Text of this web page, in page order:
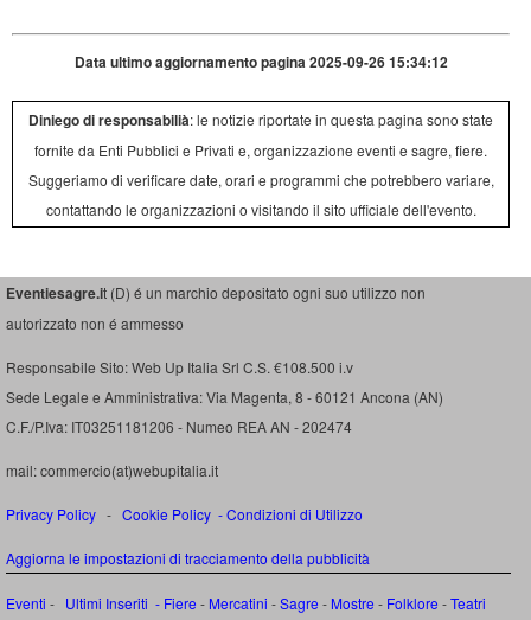
Data ultimo aggiornamento pagina 2025-09-26 15:34:12
Diniego di responsabilià: le notizie riportate in questa pagina sono state
fornite da Enti Pubblici e Privati e, organizzazione eventi e sagre, fiere.
Suggeriamo di verificare date, orari e programmi che potrebbero variare,
contattando le organizzazioni o visitando il sito ufficiale dell'evento.
Eventiesagre.it (D) é un marchio depositato ogni suo utilizzo non
autorizzato non é ammesso
Responsabile Sito: Web Up Italia Srl C.S. €108.500 i.v
Sede Legale e Amministrativa: Via Magenta, 8 - 60121 Ancona (AN)
C.F./P.Iva: IT03251181206 - Numeo REA AN - 202474
mail: commercio(at)webupitalia.it
Privacy Policy - Cookie Policy -Condizioni di Utilizzo
Aggiorna le impostazioni di tracciamento della pubblicità
Eventi - Ultimi Inseriti - Fiere - Mercatini -Sagre - Mostre - Folklore -Teatri